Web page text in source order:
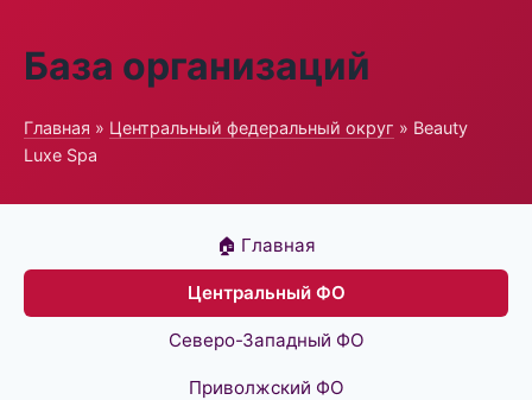
База организаций
Главная » Центральный федеральный округ » Beauty
Luxe Spa
🏠 Главная
Центральный ФО
Северо-Западный ФО
Приволжский ФО